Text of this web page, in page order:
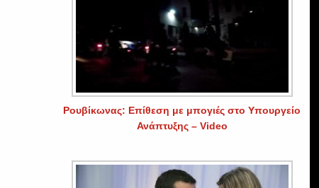
Ρουβίκωνας: Επίθεση με μπογιές στο Υπουργείο
Ανάπτυξης – Video